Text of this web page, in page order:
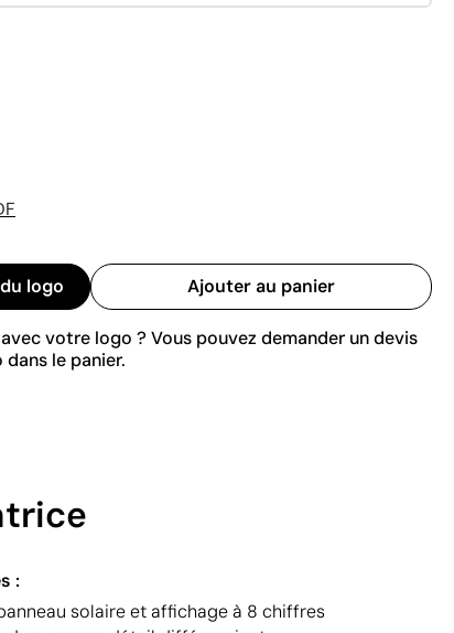
logo Ajouter au panier
votre logo ? Vous pouvez demander un devis
le panier.
:
solaire et affichage à 8 chiffres